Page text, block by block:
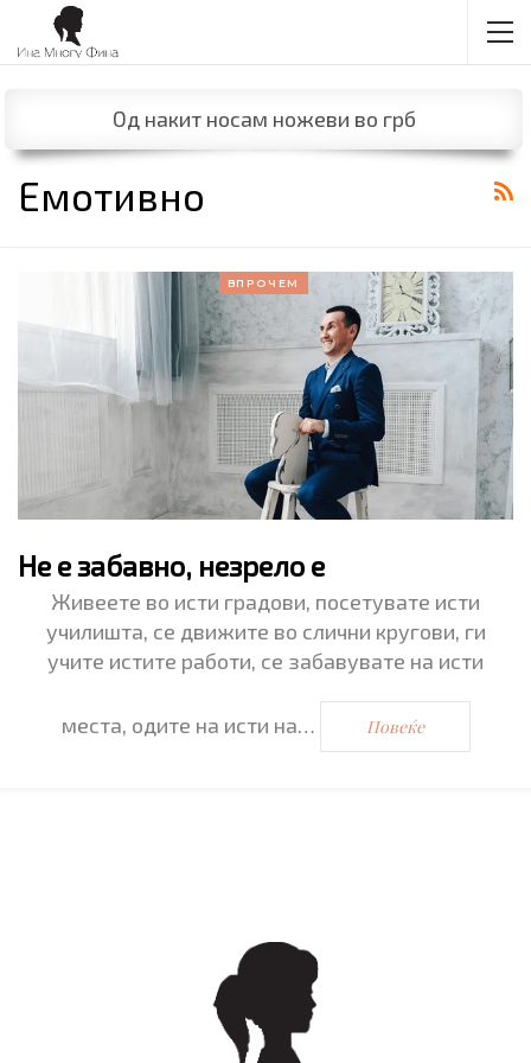
Од накит носам ножеви во грб
Емотивно
ВПРОЧЕМ
Не е забавно, незрело е
Живеете во исти градови, посетувате исти
училишта, се движите во слични кругови, ги
учите истите работи, се забавувате на исти
места, одите на исти на… Повеќе